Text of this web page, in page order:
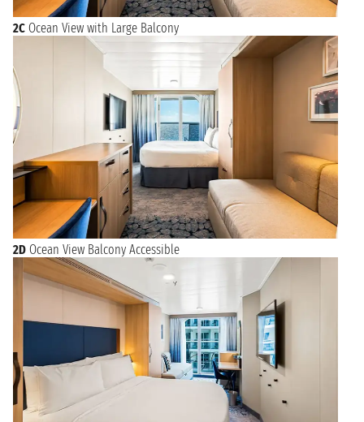
2C Ocean View with Large Balcony
2D Ocean View Balcony Accessible